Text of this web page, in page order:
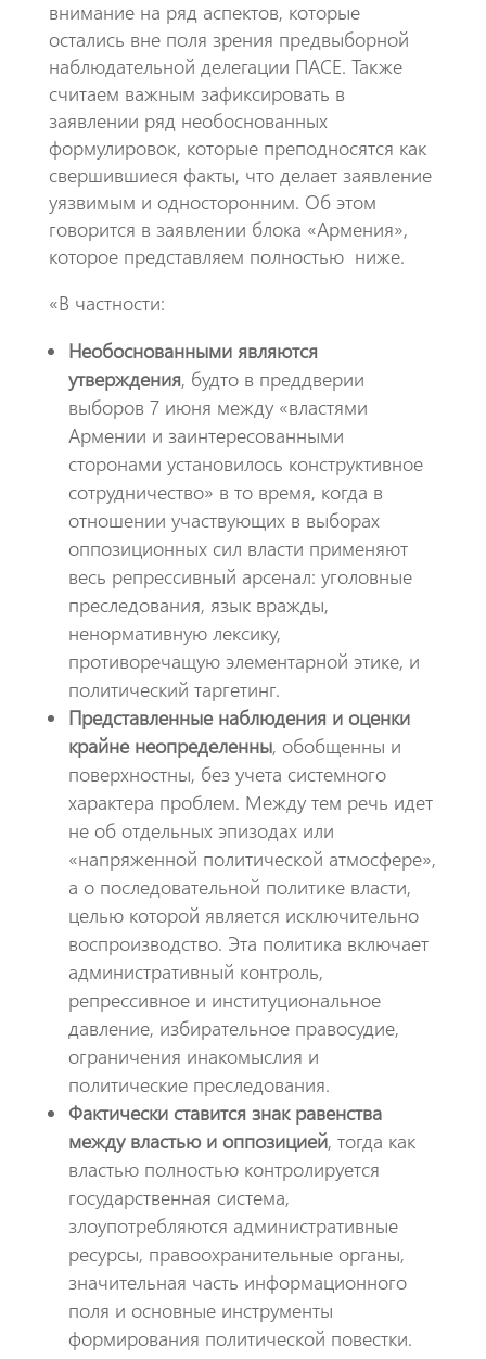
внимание на ряд аспектов, которые
остались вне поля зрения предвыборной
наблюдательной делегации ПАСЕ. Также
считаем важным зафиксировать в
заявлении ряд необоснованных
формулировок, которые преподносятся как
свершившиеся факты, что делает заявление
уязвимым и односторонним. Об этом
говорится в заявлении блока «Армения»,
которое представляем полностью ниже.
«В частности:
Необоснованными являются
утверждения, будто в преддверии
выборов 7 июня между «властями
Армении и заинтересованными
сторонами установилось конструктивное
сотрудничество» в то время, когда в
отношении участвующих в выборах
оппозиционных сил власти применяют
весь репрессивный арсенал: уголовные
преследования, язык вражды,
ненормативную лексику,
противоречащую элементарной этике, и
политический таргетинг.
Представленные наблюдения и оценки
крайне неопределенны, обобщенны и
поверхностны, без учета системного
характера проблем. Между тем речь идет
не об отдельных эпизодах или
«напряженной политической атмосфере»,
а о последовательной политике власти,
целью которой является исключительно
воспроизводство. Эта политика включает
административный контроль,
репрессивное и институциональное
давление, избирательное правосудие,
ограничения инакомыслия и
политические преследования.
Фактически ставится знак равенства
между властью и оппозицией, тогда как
властью полностью контролируется
государственная система,
злоупотребляются административные
ресурсы, правоохранительные органы,
значительная часть информационного
поля и основные инструменты
формирования политической повестки.